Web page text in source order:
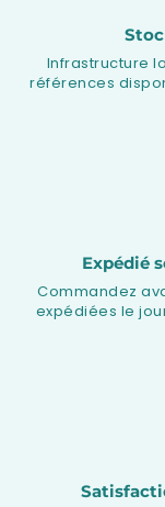
Infrastructure
références
Expédié
Commandez
expédiées le